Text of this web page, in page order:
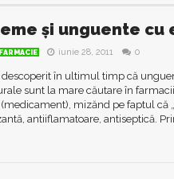
și unguente
iunie 28, 2011 0
în ultimul timp că
sunt la mare căutare în
mizănd pe faptul că
antiiflamatoare, antiseptică.